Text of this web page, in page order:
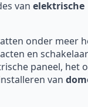
van elektrische
onder meer
en
paneel, het
van